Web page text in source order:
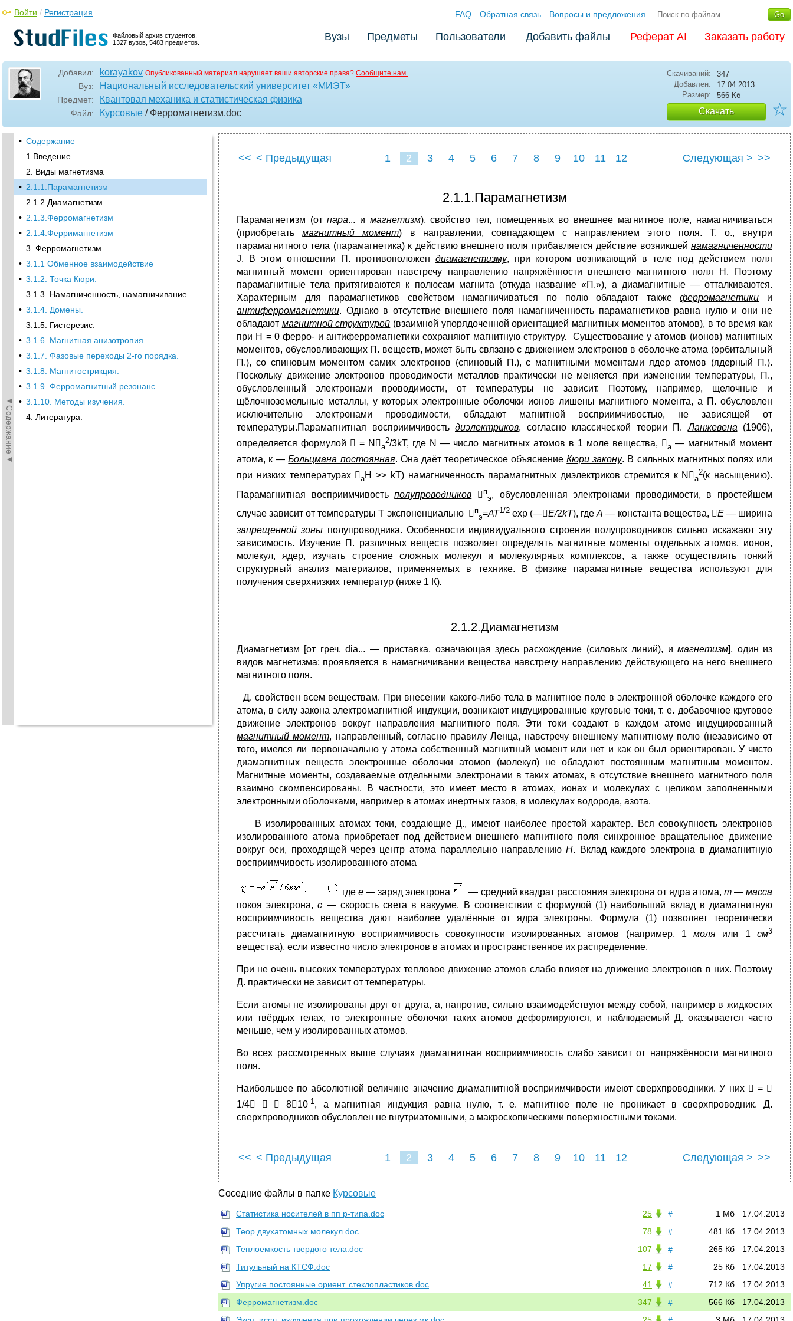
Файловый архив студентов.
1327 вузов, 5483 предметов.
Войти / Регистрация FAQ Обратная связь Вопросы и предложения
Вузы Предметы Пользователи Добавить файлы Реферат AI Заказать работу
Добавил: korayakov Опубликованный материал нарушает ваши авторские права? Сообщите нам.
Вуз: Национальный исследовательский университет «МИЭТ»
Предмет: Квантовая механика и статистическая физика
Файл: Курсовые / Ферромагнетизм.doc
Скачиваний:
347
Добавлен:
17.04.2013
Размер:
566 Кб
Скачать ☆
◄Содержание◄
• Содержание
1.Введение
2. Виды магнетизма
• 2.1.1.Парамагнетизм
2.1.2.Диамагнетизм
• 2.1.3.Ферромагнетизм
• 2.1.4.Ферримагнетизм
3. Ферромагнетизм.
• 3.1.1 Обменное взаимодействие
• 3.1.2. Точка Кюри.
3.1.3. Намагниченность, намагничивание.
• 3.1.4. Домены.
3.1.5. Гистерезис.
• 3.1.6. Магнитная анизотропия.
• 3.1.7. Фазовые переходы 2-го порядка.
• 3.1.8. Магнитострикция.
• 3.1.9. Ферромагнитный резонанс.
• 3.1.10. Методы изучения.
4. Литература.
<< < Предыдущая 1 2 3 4 5 6 7 8 9 10 11 12 Следующая > >>
2.1.1.Парамагнетизм
Парамагнетизм (отпара... и магнетизм), свойство тел, помещенных во внешнее магнитное поле, намагничиваться
(приобретатьмагнитный момент) в направлении, совпадающем с направлением этого поля. Т. о., внутри
парамагнитного тела (парамагнетика) к действию внешнего поля прибавляется действие возникшей намагниченности
J. В этом отношении П. противоположен диамагнетизму, при котором возникающий в теле под действием поля
магнитный момент ориентирован навстречу направлению напряжённости внешнего магнитного поля Н. Поэтому
парамагнитные тела притягиваются к полюсам магнита (откуда название «П.»), а диамагнитные — отталкиваются.
Характерным для парамагнетиков свойством намагничиваться по полю обладают такжеферромагнетики и
антиферромагнетики. Однако в отсутствие внешнего поля намагниченность парамагнетиков равна нулю и они не
обладают магнитной структурой (взаимной упорядоченной ориентацией магнитных моментов атомов), в то время как
при Н = 0 ферро- и антиферромагнетики сохраняют магнитную структуру. Существование у атомов (ионов) магнитных
моментов, обусловливающих П. веществ, может быть связано с движением электронов в оболочке атома (орбитальный
П.), со спиновым моментом самих электронов (спиновый П.), с магнитными моментами ядер атомов (ядерный П.).
Поскольку движение электронов проводимости металлов практически не меняется при изменении температуры, П.,
обусловленный электронами проводимости, от температуры не зависит. Поэтому, например, щелочные и
щёлочноземельные металлы, у которых электронные оболочки ионов лишены магнитного момента, а П. обусловлен
исключительно электронами проводимости, обладают магнитной восприимчивостью, не зависящей от
температуры.Парамагнитная восприимчивость диэлектриков, согласно классической теории П.Ланжевена (1906),
определяется формулой  = Na
2/3kT, где N — число магнитных атомов в 1 моле вещества, a — магнитный момент
атома, к —Больцмана постоянная. Она даёт теоретическое объяснениеКюри закону. В сильных магнитных полях или
при низких температурах aH >> kT) намагниченность парамагнитных диэлектриков стремится к Na
2(к насыщению).
Парамагнитная восприимчивостьполупроводников п
э, обусловленная электронами проводимости, в простейшем
случае зависит от температуры Т экспоненциально п
э=АТ1/2exp (—E/2kT), гдеА — константа вещества, Е— ширина
запрещенной зоны полупроводника. Особенности индивидуального строения полупроводников сильно искажают эту
зависимость. Изучение П. различных веществ позволяет определять магнитные моменты отдельных атомов, ионов,
молекул, ядер, изучать строение сложных молекул и молекулярных комплексов, а также осуществлять тонкий
структурный анализ материалов, применяемых в технике. В физике парамагнитные вещества используют для
получения сверхнизких температур (ниже 1 К).
2.1.2.Диамагнетизм
Диамагнетизм [от греч. dia... — приставка, означающая здесь расхождение (силовых линий), имагнетизм], один из
видов магнетизма; проявляется в намагничивании вещества навстречу направлению действующего на него внешнего
магнитного поля.
Д. свойствен всем веществам. При внесении какого-либо тела в магнитное поле в электронной оболочке каждого его
атома, в силу закона электромагнитной индукции, возникают индуцированные круговые токи, т. е. добавочное круговое
движение электронов вокруг направления магнитного поля. Эти токи создают в каждом атоме индуцированный
магнитный момент, направленный, согласно правилу Ленца, навстречу внешнему магнитному полю (независимо от
того, имелся ли первоначально у атома собственный магнитный момент или нет и как он был ориентирован. У чисто
диамагнитных веществ электронные оболочки атомов (молекул) не обладают постоянным магнитным моментом.
Магнитные моменты, создаваемые отдельными электронами в таких атомах, в отсутствие внешнего магнитного поля
взаимно скомпенсированы. В частности, это имеет место в атомах, ионах и молекулах с целиком заполненными
электронными оболочками, например в атомах инертных газов, в молекулах водорода, азота.
В изолированных атомах токи, создающие Д., имеют наиболее простой характер. Вся совокупность электронов
изолированного атома приобретает под действием внешнего магнитного поля синхронное вращательное движение
вокруг оси, проходящей через центр атома параллельно направлениюН. Вклад каждого электрона в диамагнитную
восприимчивость изолированного атома
гдее — заряд электрона — средний квадрат расстояния электрона от ядра атома, m—масса
покоя электрона,с — скорость света в вакууме. В соответствии с формулой (1) наибольший вклад в диамагнитную
восприимчивость вещества дают наиболее удалённые от ядра электроны. Формула (1) позволяет теоретически
рассчитать диамагнитную восприимчивость совокупности изолированных атомов (например, 1моля или 1см3
вещества), если известно число электронов в атомах и пространственное их распределение.
При не очень высоких температурах тепловое движение атомов слабо влияет на движение электронов в них. Поэтому
Д. практически не зависит от температуры.
Если атомы не изолированы друг от друга, а, напротив, сильно взаимодействуют между собой, например в жидкостях
или твёрдых телах, то электронные оболочки таких атомов деформируются, и наблюдаемый Д. оказывается часто
меньше, чем у изолированных атомов.
Во всех рассмотренных выше случаях диамагнитная восприимчивость слабо зависит от напряжённости магнитного
поля.
Наибольшее по абсолютной величине значение диамагнитной восприимчивости имеют сверхпроводники. У них  = 
1/4   810-1, а магнитная индукция равна нулю, т. е. магнитное поле не проникает в сверхпроводник. Д.
сверхпроводников обусловлен не внутриатомными, а макроскопическими поверхностными токами.
<< < Предыдущая 1 2 3 4 5 6 7 8 9 10 11 12 Следующая > >>
Соседние файлы в папке Курсовые
# 17.04.2013
1 Мб
25
Статистика носителей в пп p-типа.doc
#
17.04.2013
481 Кб
78
Теор двухатомных молекул.doc
#
17.04.2013
265 Кб
107
Теплоемкость твердого тела.doc
#
17.04.2013
25 Кб
17
Титульный на КТСФ.doc
#
17.04.2013
712 Кб
41
Упругие постоянные ориент. стеклопластиков.doc
#
17.04.2013
566 Кб
347
Ферромагнетизм.doc